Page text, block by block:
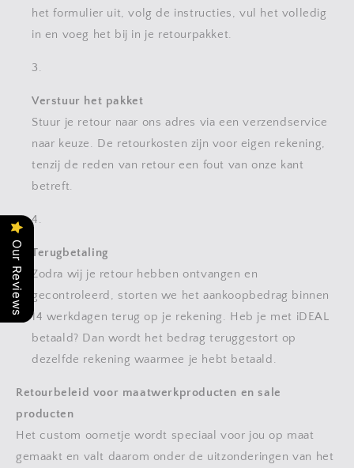
het formulier uit, volg de instructies, vul het volledig
in en voeg het bij in je retourpakket.
Verstuur het pakket
Stuur je retour naar ons adres via een verzendservice
naar keuze. De retourkosten zijn voor eigen rekening,
tenzij de reden van retour een fout van onze kant
betreft.
Terugbetaling
Zodra wij je retour hebben ontvangen en
gecontroleerd, storten we het aankoopbedrag binnen
14 werkdagen terug op je rekening. Heb je met iDEAL
betaald? Dan wordt het bedrag teruggestort op
dezelfde rekening waarmee je hebt betaald.
Retourbeleid voor maatwerkproducten en sale
producten
Het custom oornetje wordt speciaal voor jou op maat
gemaakt en valt daarom onder de uitzonderingen van het
Our Reviews